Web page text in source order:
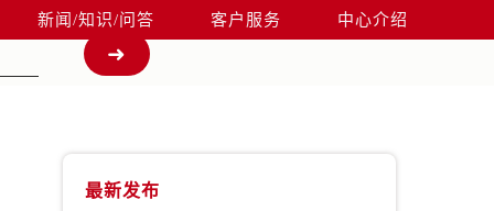
新闻/知识/问答 客户服务 中心介绍
最新发布